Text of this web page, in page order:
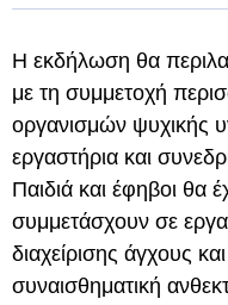
Η εκδήλωση θα
με τη συμμετοχή
οργανισμών ψυχικής
εργαστήρια και
Παιδιά και έφηβοι θα
συμμετάσχουν σε
διαχείρισης άγχους
συναισθηματική